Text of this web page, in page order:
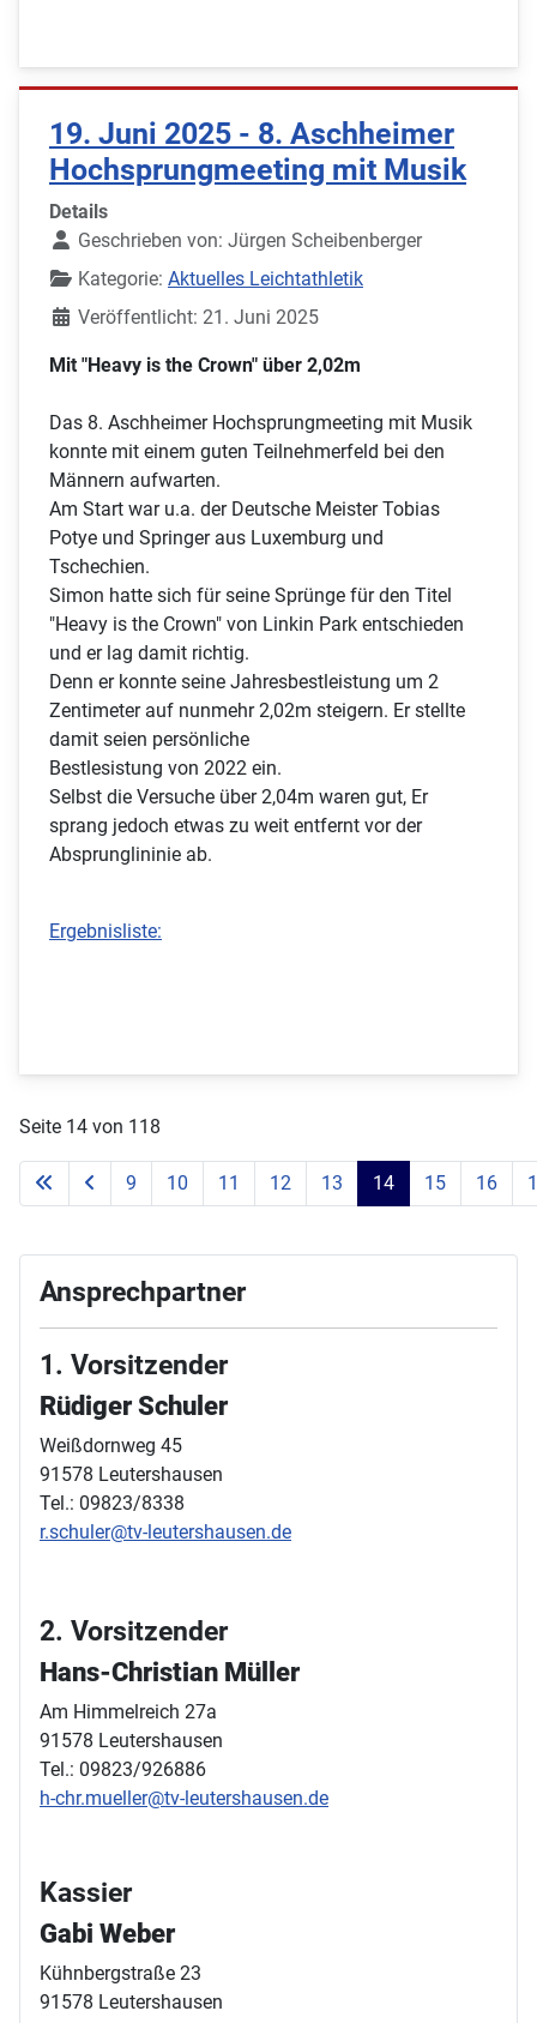
19. Juni 2025 - 8. Aschheimer
Hochsprungmeeting mit Musik
Details
Geschrieben von: Jürgen Scheibenberger
Kategorie: Aktuelles Leichtathletik
Veröffentlicht: 21. Juni 2025
Mit "Heavy is the Crown" über 2,02m
Das 8. Aschheimer Hochsprungmeeting mit Musik
konnte mit einem guten Teilnehmerfeld bei den
Männern aufwarten.
Am Start war u.a. der Deutsche Meister Tobias
Potye und Springer aus Luxemburg und
Tschechien.
Simon hatte sich für seine Sprünge für den Titel
"Heavy is the Crown" von Linkin Park entschieden
und er lag damit richtig.
Denn er konnte seine Jahresbestleistung um 2
Zentimeter auf nunmehr 2,02m steigern. Er stellte
damit seien persönliche
Bestlesistung von 2022 ein.
Selbst die Versuche über 2,04m waren gut, Er
sprang jedoch etwas zu weit entfernt vor der
Absprunglininie ab.
Ergebnisliste:
Seite 14 von 118
9 10 11 12 13 14 15 16
Ansprechpartner
1. Vorsitzender
Rüdiger Schuler
Weißdornweg 45
91578 Leutershausen
Tel.: 09823/8338
r.schuler@tv-leutershausen.de
2. Vorsitzender
Hans-Christian Müller
Am Himmelreich 27a
91578 Leutershausen
Tel.: 09823/926886
h-chr.mueller@tv-leutershausen.de
Kassier
Gabi Weber
Kühnbergstraße 23
91578 Leutershausen